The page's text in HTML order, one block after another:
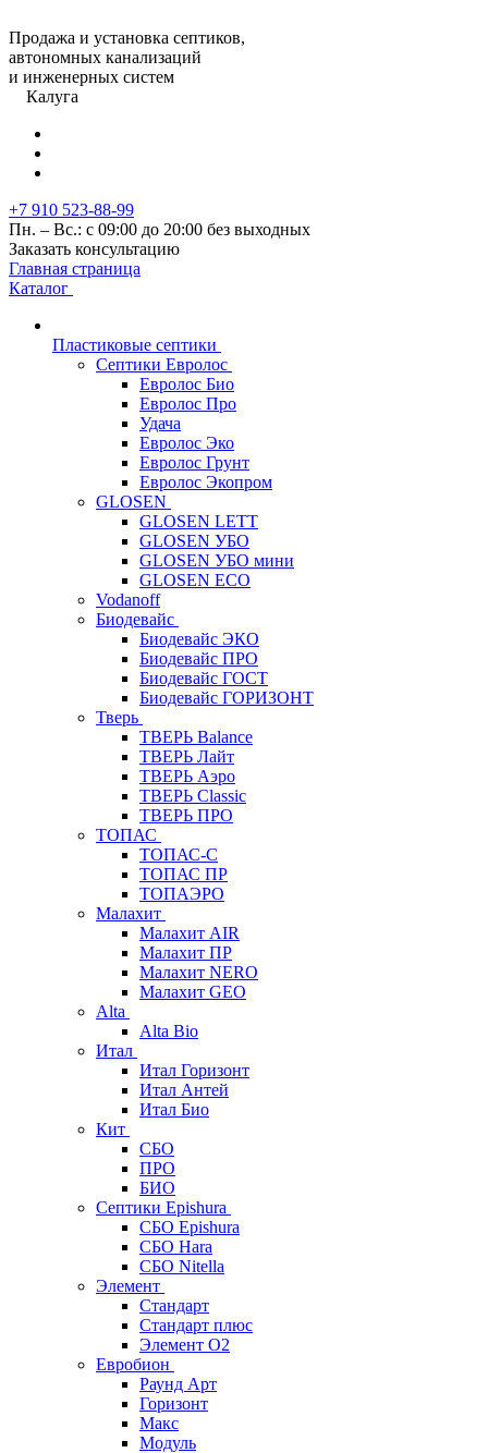
Продажа и установка септиков,
автономных канализаций
и инженерных систем
Калуга
+7 910 523-88-99
Пн. – Вс.: с 09:00 до 20:00 без выходных
Заказать консультацию
Главная страница
Каталог
Пластиковые септики
Септики Евролос
Евролос Био
Евролос Про
Удача
Евролос Эко
Евролос Грунт
Евролос Экопром
GLOSEN
GLOSEN LETT
GLOSEN УБО
GLOSEN УБО мини
GLOSEN ECO
Vodanoff
Биодевайс
Биодевайс ЭКО
Биодевайс ПРО
Биодевайс ГОСТ
Биодевайс ГОРИЗОНТ
Тверь
ТВЕРЬ Balance
ТВЕРЬ Лайт
ТВЕРЬ Аэро
ТВЕРЬ Classic
ТВЕРЬ ПРО
ТОПАС
ТОПАС-С
ТОПАС ПР
ТОПАЭРО
Малахит
Малахит AIR
Малахит ПР
Малахит NERO
Малахит GEO
Alta
Alta Bio
Итал
Итал Горизонт
Итал Антей
Итал Био
Кит
СБО
ПРО
БИО
Септики Epishura
СБО Epishura
СБО Hara
СБО Nitella
Элемент
Стандарт
Стандарт плюс
Элемент О2
Евробион
Раунд Арт
Горизонт
Макс
Модуль